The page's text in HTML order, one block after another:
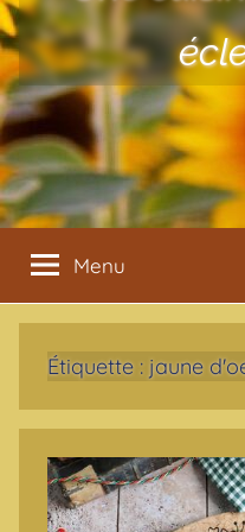
Menu
Étiquette : jaune